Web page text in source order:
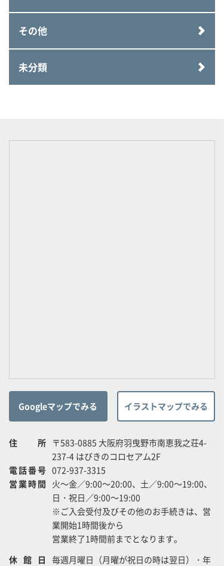
その他
未分類
Googleマップでみる イラストマップでみる
住所 〒583-0885 大阪府羽曳野市南恵我之荘4-
237-4 はびきのコロセアム2F
電話番号 072-937-3315
営業時間 火～金／9:00～20:00、土／9:00～19:00、
日・祝日／9:00～19:00
※ご入会受付及びその他のお手続きは、営
業開始1時間後から
営業終了1時間前までとなります。
休館日 毎週月曜日（月曜が祝日の時は翌日）・年